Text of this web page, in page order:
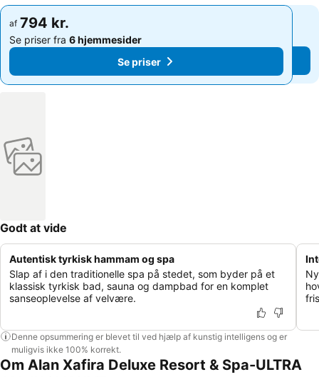
af 794 kr.
Se priser fra 6 hjemmesider
Se priser
af 794 kr.
Se priser fra 6 hjemmesider
Se priser
Godt at vide
Autentisk tyrkisk hammam og spa
Slap af i den traditionelle spa på stedet, som byder på et
klassisk tyrkisk bad, sauna og dampbad for en komplet
sanseoplevelse af velvære.
Denne opsummering er blevet til ved hjælp af kunstig intelligens og er
muligvis ikke 100% korrekt.
Om Alan Xafira Deluxe Resort & Spa-ULTRA